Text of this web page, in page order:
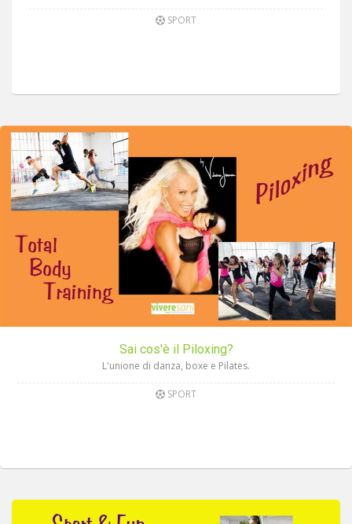
SPORT
Sai cos'è il Piloxing?
L'unione di danza, boxe e Pilates.
SPORT